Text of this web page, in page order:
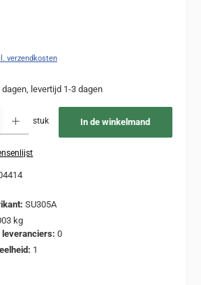
verzendkosten
levertijd 1-3 dagen
stuk In de winkelmand
SU305A
kg
leveranciers: 0
1